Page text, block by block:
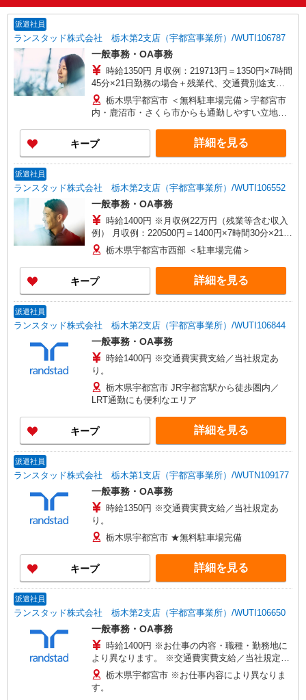
派遣社員
ランスタッド株式会社 栃木第2支店（宇都宮事業所）/WUTI106787
一般事務・OA事務
時給1350円 月収例：219713円＝1350円×7時間
45分×21日勤務の場合＋残業代、交通費別途支給
※交通費実費支給／当社規定あり。
栃木県宇都宮市 ＜無料駐車場完備＞宇都宮市
内・鹿沼市・さくら市からも通勤しやすい立地で
キープ 詳細を見る
派遣社員
ランスタッド株式会社 栃木第2支店（宇都宮事業所）/WUTI106552
一般事務・OA事務
時給1400円 ※月収例22万円（残業等含む収入
例） 月収例：220500円＝1400円×7時間30分×21日
勤務の場合＋残業代、交通費別途支給 ※交通費実
費支給／当社規定あり。
栃木県宇都宮市西部 ＜駐車場完備＞
キープ 詳細を見る
派遣社員
ランスタッド株式会社 栃木第2支店（宇都宮事業所）/WUTI106844
一般事務・OA事務
時給1400円 ※交通費実費支給／当社規定あ
り。
栃木県宇都宮市 JR宇都宮駅から徒歩圏内／
LRT通勤にも便利なエリア
キープ 詳細を見る
派遣社員
ランスタッド株式会社 栃木第1支店（宇都宮事業所）/WUTN109177
一般事務・OA事務
時給1350円 ※交通費実費支給／当社規定あ
り。
栃木県宇都宮市 ★無料駐車場完備
キープ 詳細を見る
派遣社員
ランスタッド株式会社 栃木第2支店（宇都宮事業所）/WUTI106650
一般事務・OA事務
時給1400円 ※お仕事の内容・職種・勤務地に
より異なります。 ※交通費実費支給／当社規定あ
り。栃木県宇都宮市 ※お仕事内容により異なりま
す。